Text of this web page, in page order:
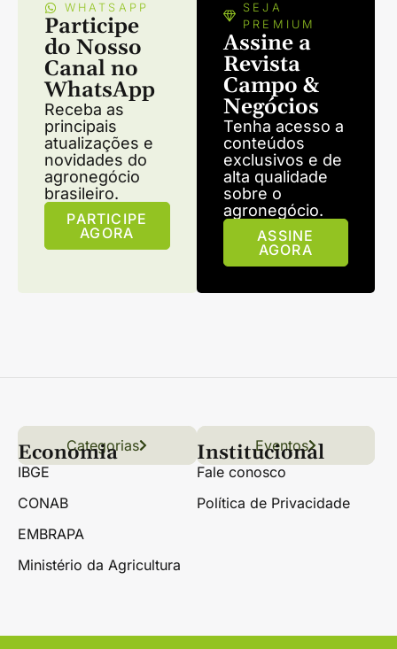
WHATSAPP
Participe
do Nosso
Canal no
WhatsApp
Receba as
principais
atualizações e
novidades do
agronegócio
brasileiro.
PARTICIPE
AGORA
SEJA
PREMIUM
Assine a
Revista
Campo &
Negócios
Tenha acesso a
conteúdos
exclusivos e de
alta qualidade
sobre o
agronegócio.
ASSINE
AGORA
Links úteis
Conteúdo Grãos
Florestas Hortifrúti
Categorias Eventos
Economia
IBGE
CONAB
EMBRAPA
Ministério da Agricultura
Institucional
Fale conosco
Política de Privacidade